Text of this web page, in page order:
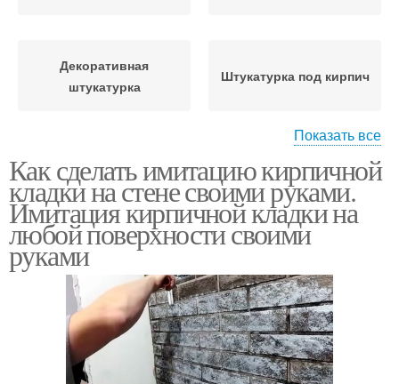
Декоративная
штукатурка
Штукатурка под кирпич
Руки из штукатурки Стен под кирпич
Декоративный кирпич
отделки
Кирпич из мягкой
плитки
Кладки из штукатурки
Показать все
Как сделать имитацию кирпичной
кладки на стене своими руками.
Имитация кирпичной кладки на
любой поверхности своими
руками